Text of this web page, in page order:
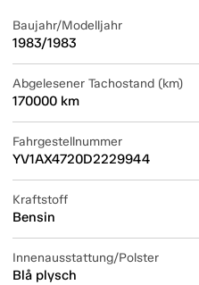
Baujahr/Modelljahr
1983/1983
Abgelesener Tachostand (km)
170000 km
Fahrgestellnummer
YV1AX4720D2229944
Kraftstoff
Bensin
Innenausstattung/Polster
Blå plysch